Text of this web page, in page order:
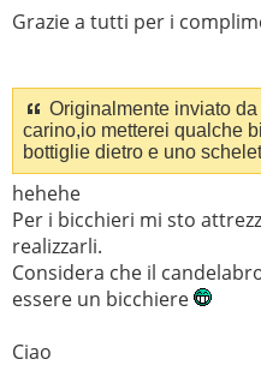
Grazie a tutti per i
Originalmente inviato da
carino,io metterei qualche
bottiglie dietro e uno
hehehe
Per i bicchieri mi sto
realizzarli.
Considera che il
essere un bicchiere
Ciao